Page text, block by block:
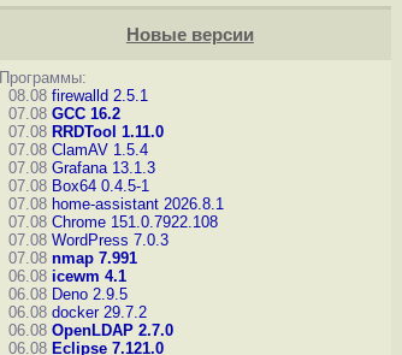
Новые версии
Программы:
08.08 firewalld 2.5.1
07.08 GCC 16.2
07.08 RRDTool 1.11.0
07.08 ClamAV 1.5.4
07.08 Grafana 13.1.3
07.08 Box64 0.4.5-1
07.08 home-assistant 2026.8.1
07.08 Chrome 151.0.7922.108
07.08 WordPress 7.0.3
07.08 nmap 7.991
06.08 icewm 4.1
06.08 Deno 2.9.5
06.08 docker 29.7.2
06.08 OpenLDAP 2.7.0
06.08 Eclipse 7.121.0